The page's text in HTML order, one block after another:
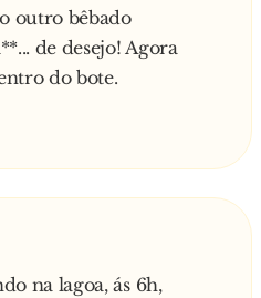
poderia ter pedido
se
outro bêbado
de desejo! Agora
do bote.
na lagoa, ás 6h,